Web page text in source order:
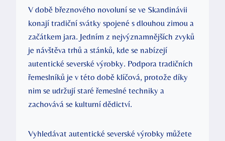
V době březnového novoluní se ve Skandinávii
konají tradiční svátky spojené s dlouhou zimou a
začátkem jara. Jedním z nejvýznamnějších zvyků
je návštěva trhů a stánků, kde se nabízejí
autentické severské výrobky. Podpora tradičních
řemeslníků je v této době klíčová, protože díky
nim se udržují staré řemeslné techniky a
zachovává se kulturní dědictví.
Vyhledávat autentické severské výrobky můžete